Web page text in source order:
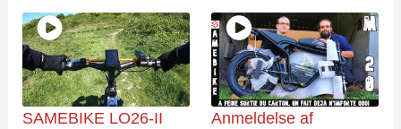
SAMEBIKE LO26-II
Anmeldelse af